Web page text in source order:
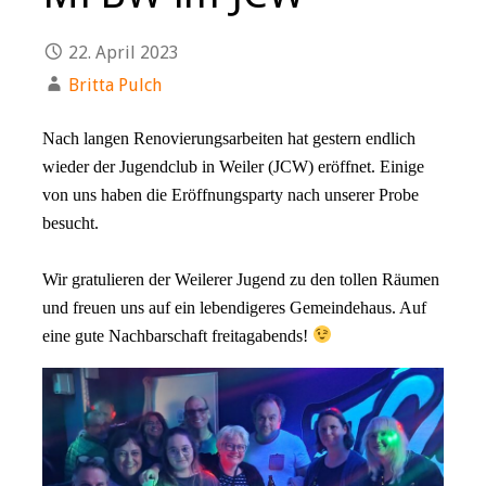
22. April 2023
Britta Pulch
Nach langen Renovierungsarbeiten hat gestern endlich
wieder der Jugendclub in Weiler (JCW) eröffnet. Einige
von uns haben die Eröffnungsparty nach unserer Probe
besucht.
Wir gratulieren der Weilerer Jugend zu den tollen Räumen
und freuen uns auf ein lebendigeres Gemeindehaus. Auf
eine gute Nachbarschaft freitagabends!